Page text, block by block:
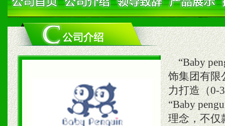
“Baby
饰集团有限
力打造（0-
“Baby
理念，不仅